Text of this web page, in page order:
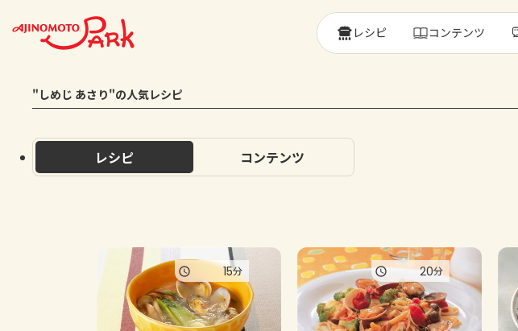
レシピ コンテンツ
"しめじ あさり"の人気レシピ
レシピ コンテンツ
15分 20分